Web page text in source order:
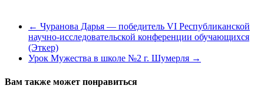
← Чуранова Дарья — победитель VI Республиканской
научно-исследовательской конференции обучающихся
(Эткер)
Урок Мужества в школе №2 г. Шумерля →
Вам также может понравиться